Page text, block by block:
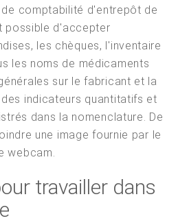
comptabilité d'entrepôt de
possible d'accepter
les chèques, l'inventaire
les noms de médicaments
sur le fabricant et la
indicateurs quantitatifs et
dans la nomenclature. De
une image fournie par le
webcam.
travailler dans